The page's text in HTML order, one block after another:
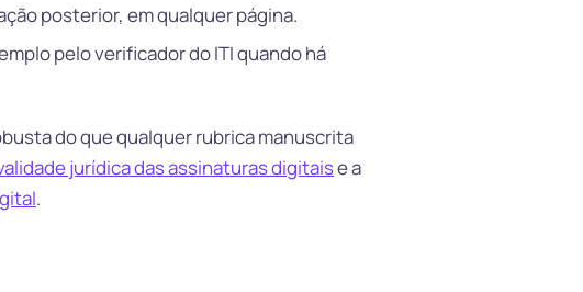
posterior, em qualquer página.
pelo verificador do ITI quando há
do que qualquer rubrica manuscrita
jurídica das assinaturas digitaise a
.